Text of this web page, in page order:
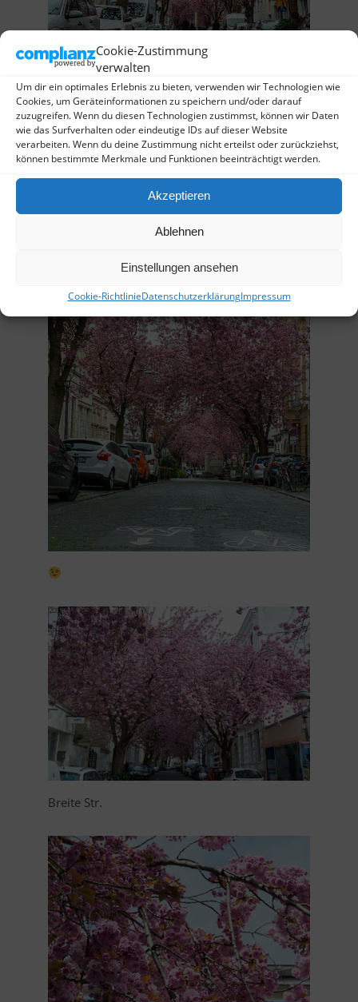
Cookie-Zustimmung
verwalten
Um dir ein optimales Erlebnis zu bieten, verwenden wir Technologien wie
Cookies, um Geräteinformationen zu speichern und/oder darauf
zuzugreifen. Wenn du diesen Technologien zustimmst, können wir Daten
wie das Surfverhalten oder eindeutige IDs auf dieser Website
verarbeiten. Wenn du deine Zustimmung nicht erteilst oder zurückziehst,
können bestimmte Merkmale und Funktionen beeinträchtigt werden.
Akzeptieren
Ablehnen
Einstellungen ansehen
Cookie-RichtlinieDatenschutzerklärungImpressum
Mal in die Hocke gehen.
Breite Str.